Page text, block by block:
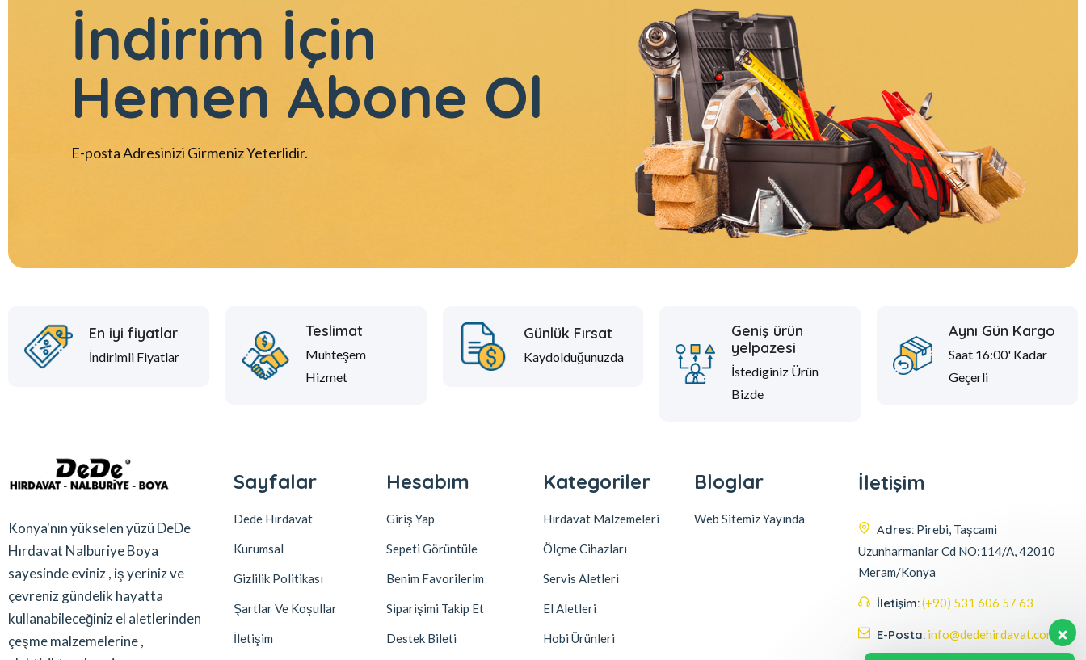
İndirim İçin
Hemen Abone Ol
E-posta Adresinizi Girmeniz Yeterlidir.
En iyi fiyatlar
İndirimli Fiyatlar
Teslimat
Muhteşem
Hizmet
Günlük Fırsat
Kaydolduğunuzda
Geniş ürün
yelpazesi
İstediginiz Ürün
Bizde
Aynı Gün Kargo
Saat 16:00' Kadar
Geçerli
Konya'nın yükselen yüzü DeDe
Hırdavat Nalburiye Boya
sayesinde eviniz , iş yeriniz ve
çevreniz gündelik hayatta
kullanabileceğiniz el aletlerinden
çeşme malzemelerine ,
Sayfalar
Dede Hırdavat
Kurumsal
Gizlilik Politikası
Şartlar Ve Koşullar
İletişim
Hesabım
Giriş Yap
Sepeti Görüntüle
Benim Favorilerim
Siparişimi Takip Et
Destek Bileti
Kategoriler
Hırdavat Malzemeleri
Ölçme Cihazları
Servis Aletleri
El Aletleri
Hobi Ürünleri
Bloglar
Web Sitemiz Yayında
İletişim
Adres: Pirebi, Taşcami
Uzunharmanlar Cd NO:114/A, 42010
Meram/Konya
İletişim:(+90) 531 606 57 63
E-Posta: info@dedehirdavat.com